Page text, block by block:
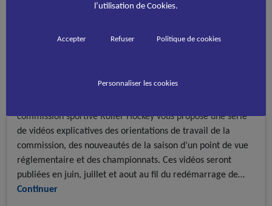
Roller Hockey
commission sportive Roller Hockey vous propose une série
de vidéos explicatives des orientations de travail de la
commission, des nouveautés de la saison d’un point de vue
réglementaire et des championnats. Ces vidéos seront
publiées en juin, juillet et aout au fil du redémarrage de…
Continuer
l’utilisation de Cookies.
Accepter Refuser Politique de cookies
Personnaliser les cookies